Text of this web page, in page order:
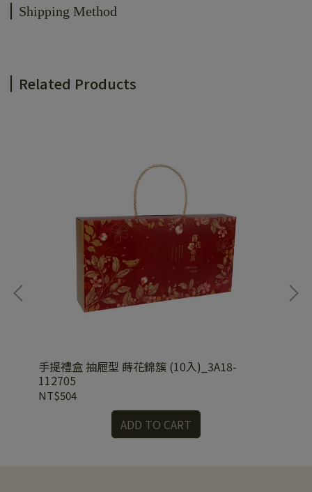
Shipping Method
Related Products
手提禮盒 抽屜型 蒔花錦簇 (10入)_3A18-
112705
NT$504
ADD TO CART